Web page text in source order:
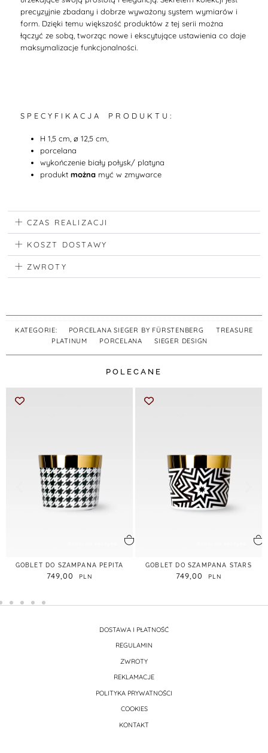
precyzyjnie zbadany i dobrze wyważony system wymiarów i
form. Dzięki temu większość produktów z tej serii można
łączyć ze sobą, tworząc nowe i ekscytujące ustawienia co daje
maksymalizacje funkcjonalności.
S P E C Y F I K A C J A P R O D U K T U :
H 1,5 cm, ø 12,5 cm,
porcelana
wykończenie biały połysk/ platyna
produkt można myć w zmywarce
CZAS REALIZACJI
KOSZT DOSTAWY
ZWROTY
KATEGORIE: PORCELANA SIEGER BY FÜRSTENBERG
TREASURE
PLATINUM
PORCELANA ,SIEGER DESIGN
POLECANE
GOBLET DO SZAMPANA PEPITA
749,00
GOBLET DO SZAMPANA STARS
749,00
DOSTAWA I PŁATNOŚĆ
REGULAMIN
ZWROTY
REKLAMACJE
POLITYKA PRYWATNOŚCI
COOKIES
KONTAKT